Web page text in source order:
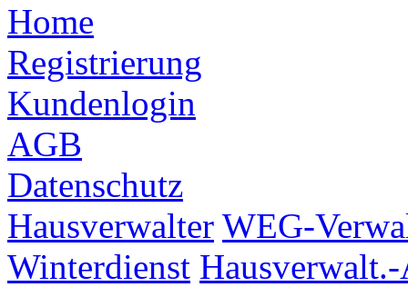
Home
Registrierung
Kundenlogin
AGB
Datenschutz
Hausverwalter WEG-
Winterdienst